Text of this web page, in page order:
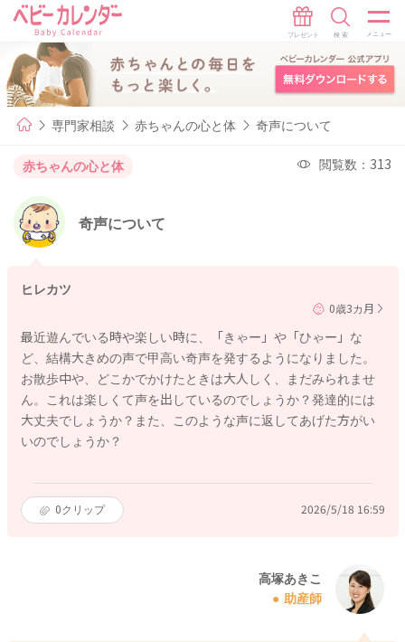
専門家相談 赤ちゃんの心と体 奇声について
赤ちゃんの心と体 閲覧数：313
奇声について
ヒレカツ
0歳3カ月
最近遊んでいる時や楽しい時に、「きゃー」や「ひゃー」な
ど、結構大きめの声で甲高い奇声を発するようになりました。
お散歩中や、どこかでかけたときは大人しく、まだみられませ
ん。これは楽しくて声を出しているのでしょうか？発達的には
大丈夫でしょうか？また、このような声に返してあげた方がい
いのでしょうか？
0クリップ 2026/5/18 16:59
高塚あきこ
助産師